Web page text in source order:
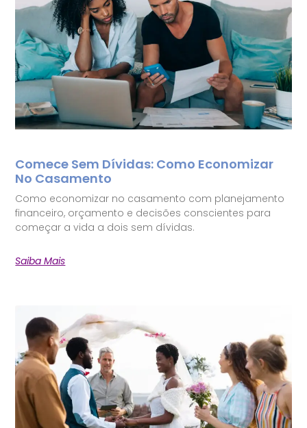
Comece Sem Dívidas: Como Economizar
No Casamento
Como economizar no casamento com planejamento
financeiro, orçamento e decisões conscientes para
começar a vida a dois sem dívidas.
Saiba Mais